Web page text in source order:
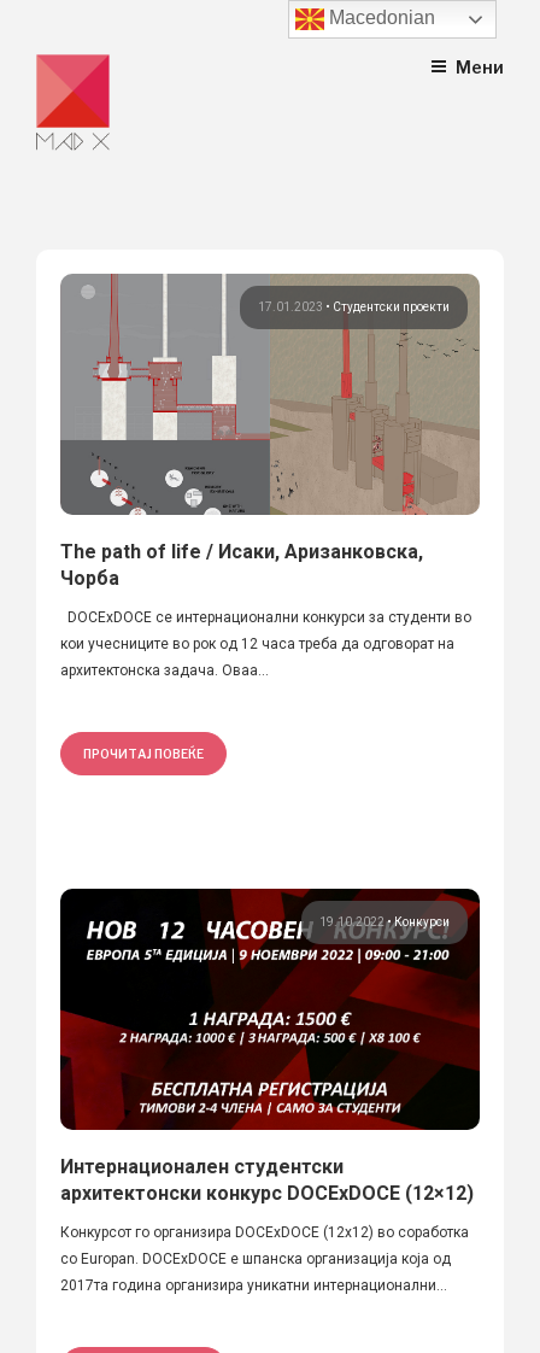
content
Мени
17.01.2023 • Студентски проекти
The path of life / Исаки, Аризанковска,
Чорба
DOCExDOCE се интернационални конкурси за студенти во
кои учесниците во рок од 12 часа треба да одговорат на
архитектонска задача. Оваа...
ПРОЧИТАЈ ПОВЕЌЕ
19.10.2022•Конкурси
Интернационален студентски
архитектонски конкурс DOCExDOCE (12×12)
Конкурсот го организира DOCExDOCE (12x12) во соработка
со Europan. DOCExDOCE e шпанска организација која од
2017та година организира уникатни интернационални...
Macedonian